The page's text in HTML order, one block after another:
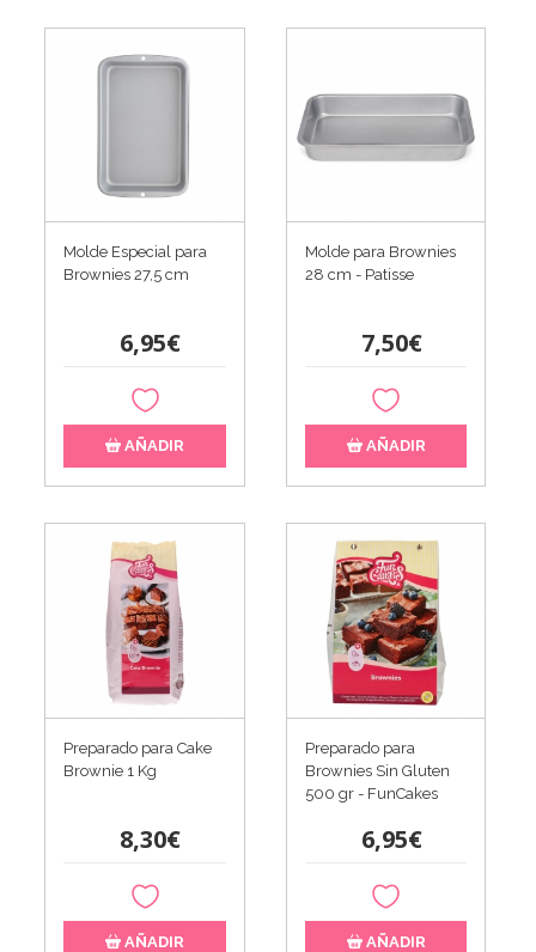
Molde Especial para
Brownies 27,5 cm
6,95€
AÑADIR
Molde para Brownies
28 cm - Patisse
7,50€
AÑADIR
Preparado para Cake
Brownie 1 Kg
8,30€
AÑADIR
Preparado para
Brownies Sin Gluten
500 gr - FunCakes
6,95€
AÑADIR